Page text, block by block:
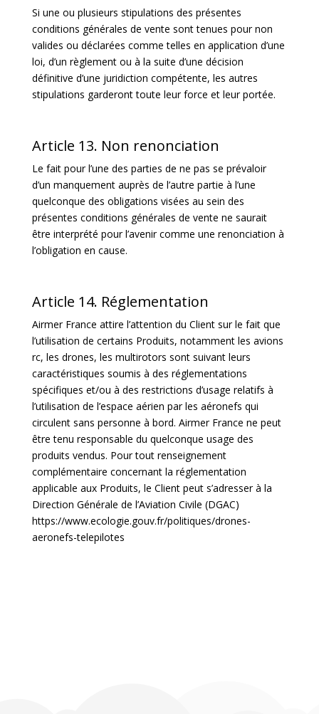
Si une ou plusieurs stipulations des présentes
conditions générales de vente sont tenues pour non
valides ou déclarées comme telles en application d’une
loi, d’un règlement ou à la suite d’une décision
définitive d’une juridiction compétente, les autres
stipulations garderont toute leur force et leur portée.
Article 13. Non renonciation
Le fait pour l’une des parties de ne pas se prévaloir
d’un manquement auprès de l’autre partie à l’une
quelconque des obligations visées au sein des
présentes conditions générales de vente ne saurait
être interprété pour l’avenir comme une renonciation à
l’obligation en cause.
Article 14. Réglementation
Airmer France attire l’attention du Client sur le fait que
l’utilisation de certains Produits, notamment les avions
rc, les drones, les multirotors sont suivant leurs
caractéristiques soumis à des réglementations
spécifiques et/ou à des restrictions d’usage relatifs à
l’utilisation de l’espace aérien par les aéronefs qui
circulent sans personne à bord. Airmer France ne peut
être tenu responsable du quelconque usage des
produits vendus. Pour tout renseignement
complémentaire concernant la réglementation
applicable aux Produits, le Client peut s’adresser à la
Direction Générale de l’Aviation Civile (DGAC)
https://www.ecologie.gouv.fr/politiques/drones-
aeronefs-telepilotes